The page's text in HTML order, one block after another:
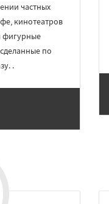
Работаем по
Купавна
Фрязино Химки
частных
кинотеатров
фигурные
по
.